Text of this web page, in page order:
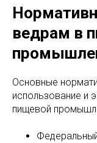
ведрам в
Основные
использование и
пищевой